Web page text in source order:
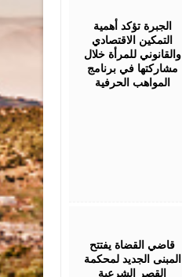
الجبرة تؤكد أهمية
التمكين الاقتصادي
والقانوني للمرأة خلال
مشاركتها في برنامج
المواهب الحرفية
قاضي القضاة يفتتح
المبنى الجديد لمحكمة
القصر الشرعية